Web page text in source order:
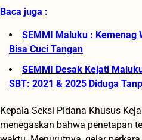
Baca juga :
SEMMI Maluku : Kemenag
Bisa Cuci Tangan
SEMMI Desak Kejati
SBT: 2021 & 2025 Diduga
Kepala Seksi Pidana Khusus
menegaskan bahwa penetapan